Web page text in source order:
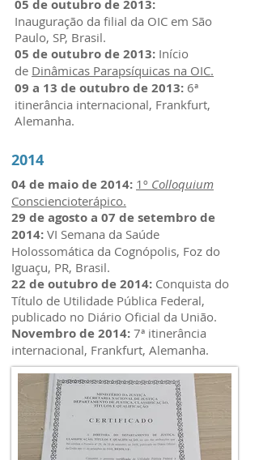
05 de outubro de 2013:
Inauguração da filial da OIC em São
Paulo, SP, Brasil.
05 de outubro de 2013: Início
de Dinâmicas Parapsíquicas na OIC.
09 a 13 de outubro de 2013: 6ª
itinerância internacional, Frankfurt,
Alemanha.
2014
04 de maio de 2014: 1º Colloquium
Consciencioterápico.
29 de agosto a 07 de setembro de
2014: VI Semana da Saúde
Holossomática da Cognópolis, Foz do
Iguaçu, PR, Brasil.
22 de outubro de 2014: Conquista do
Título de Utilidade Pública Federal,
publicado no Diário Oficial da União.
Novembro de 2014: 7ª itinerância
internacional, Frankfurt, Alemanha.